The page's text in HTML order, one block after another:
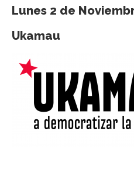
Lunes 2 de
Ukamau